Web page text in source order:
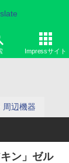
Impressサイト
周辺機器
ン」ゼル